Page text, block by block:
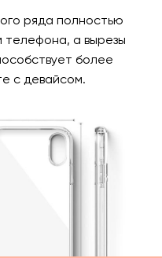
ряда полностью
телефона, а вырезы
более
с девайсом.